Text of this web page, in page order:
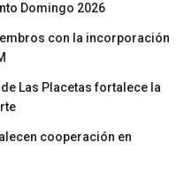
Domingo 2026
con la incorporación
Las Placetas fortalece la
cooperación en